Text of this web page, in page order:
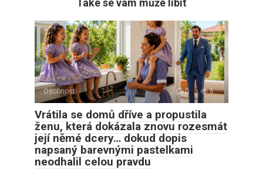
Osobnosti 0 6
Vrátila se domů dříve a propustila
ženu, která dokázala znovu rozesmát
její němé dcery… dokud dopis
napsaný barevnými pastelkami
neodhalil celou pravdu